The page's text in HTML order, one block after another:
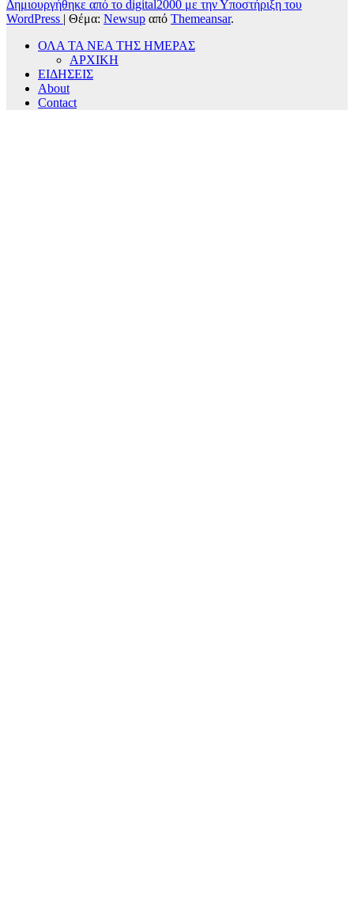
Δημιουργήθηκε από το digital2000 με την Υποστήριξη του
WordPress | Θέμα: Newsup από Themeansar.
ΟΛΑ ΤΑ ΝΕΑ ΤΗΣ ΗΜΕΡΑΣ
ΑΡΧΙΚΗ
ΕΙΔΗΣΕΙΣ
About
Contact